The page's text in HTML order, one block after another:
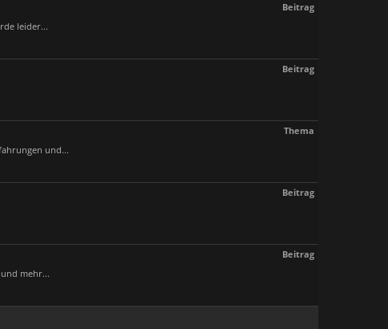
Beitrag
leider...
Beitrag
Thema
und...
Beitrag
Beitrag
mehr...